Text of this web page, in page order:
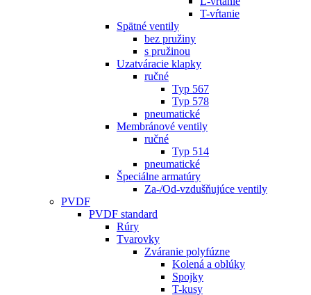
T-vŕtanie
Spätné ventily
bez pružiny
s pružinou
Uzatváracie klapky
ručné
Typ 567
Typ 578
pneumatické
Membránové ventily
ručné
Typ 514
pneumatické
Špeciálne armatúry
Za-/Od-vzdušňujúce ventily
PVDF
PVDF standard
Rúry
Tvarovky
Zváranie polyfúzne
Kolená a oblúky
Spojky
T-kusy